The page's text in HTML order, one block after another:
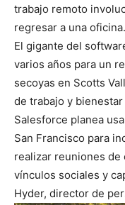
trabajo remoto
regresar a una oficina.
El gigante del
varios años para un
secoyas en Scotts
de trabajo y
Salesforce planea
San Francisco para
realizar reuniones
vínculos sociales y
Hyder, director de